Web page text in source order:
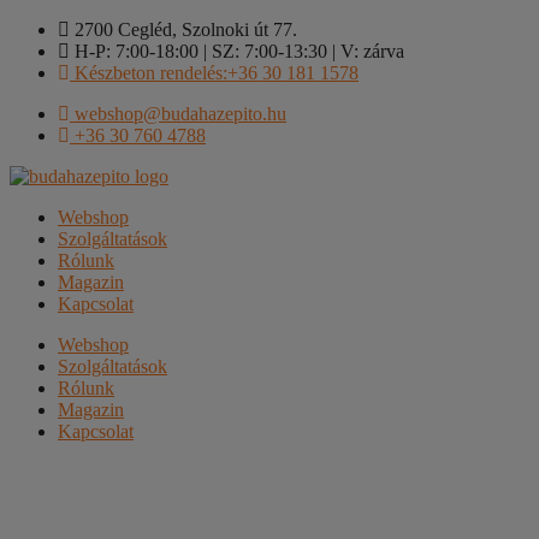
Kilépés
tartalomba
2700 Cegléd, Szolnoki út 77.
H-P: 7:00-18:00 | SZ: 7:00-13:30 | V: zárva
Készbeton rendelés:+36 30 181 1578
webshop@budahazepito.hu
+36 30 760 4788
Webshop
Szolgáltatások
Rólunk
Magazin
Kapcsolat
Webshop
Szolgáltatások
Rólunk
Magazin
Kapcsolat